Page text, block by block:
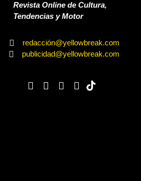
Revista Online de Cultura,
Tendencias y Motor
redacción@yellowbreak.com
publicidad@yellowbreak.com